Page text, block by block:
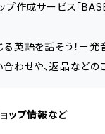
プ作成サービス「
る英語を話そう！－
わせや、返品などの
ップ情報など